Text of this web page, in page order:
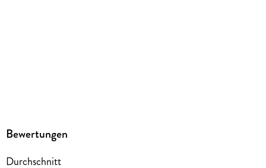
Bewertungen
Durchschnitt